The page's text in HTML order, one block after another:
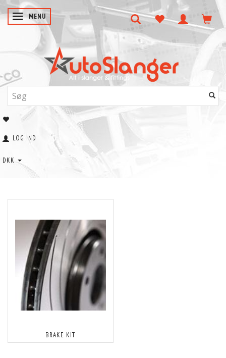
SKIFTE NAVIGATION
MENU
LOG IND
DKK
BRAKE KIT